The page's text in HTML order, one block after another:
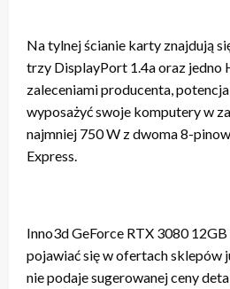
Na tylnej ścianie karty znajdują
trzy DisplayPort 1.4a oraz jedno
zaleceniami producenta,
wyposażyć swoje komputery w
najmniej 750 W z dwoma 8-
Express.
Inno3d GeForce RTX 3080
pojawiać się w ofertach sklepów
nie podaje sugerowanej ceny